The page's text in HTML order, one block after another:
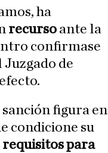
ha
recurso ante la
confirmase
de
figura en
condicione su
requisitos para